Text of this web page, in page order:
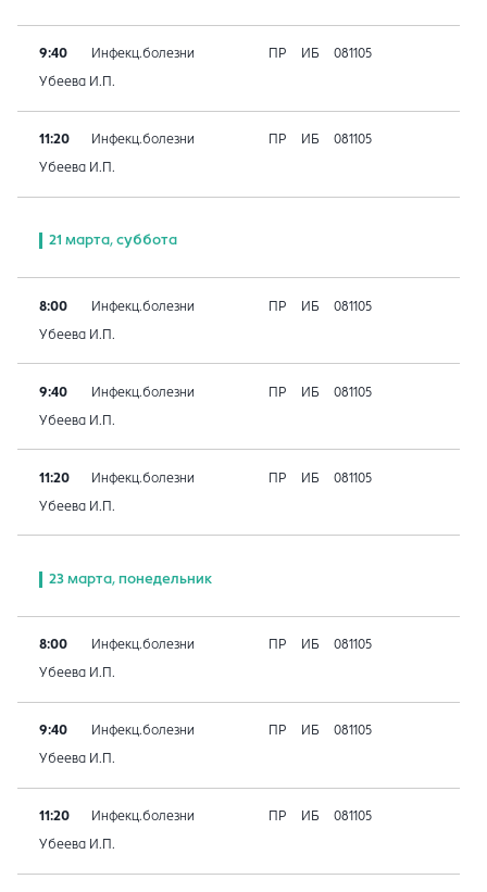
9:40 Инфекц.болезни ПР ИБ 081105
Убеева И.П.
11:20 Инфекц.болезни ПР ИБ 081105
Убеева И.П.
21 марта, суббота
8:00 Инфекц.болезни ПР ИБ 081105
Убеева И.П.
9:40 Инфекц.болезни ПР ИБ 081105
Убеева И.П.
11:20 Инфекц.болезни ПР ИБ 081105
Убеева И.П.
23 марта, понедельник
8:00 Инфекц.болезни ПР ИБ 081105
Убеева И.П.
9:40 Инфекц.болезни ПР ИБ 081105
Убеева И.П.
11:20 Инфекц.болезни ПР ИБ 081105
Убеева И.П.